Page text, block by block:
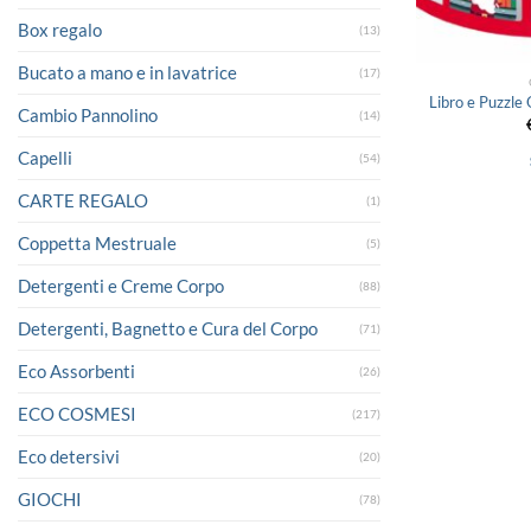
Box regalo (13)
Bucato a mano e in lavatrice (17)
Cambio Pannolino (14)
Capelli (54)
CARTE REGALO (1)
Coppetta Mestruale (5)
Detergenti e Creme Corpo (88)
Detergenti, Bagnetto e Cura del Corpo (71)
Eco Assorbenti (26)
ECO COSMESI (217)
Eco detersivi (20)
GIOCHI (78)
Libro e Puzzle